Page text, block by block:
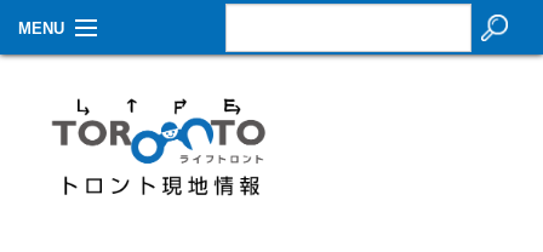
MENU
生活情報
その他